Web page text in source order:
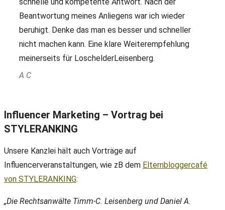
Beantwortung meines Anliegens war ich wieder
beruhigt. Denke das man es besser und schneller
nicht machen kann. Eine klare Weiterempfehlung
meinerseits für LoschelderLeisenberg.
A C
Influencer Marketing – Vortrag bei
STYLERANKING
Unsere Kanzlei hält auch Vorträge auf
Influencerveranstaltungen, wie zB dem Elternbloggercafé
von STYLERANKING:
„Die Rechtsanwälte Timm-C. Leisenberg und Daniel A.